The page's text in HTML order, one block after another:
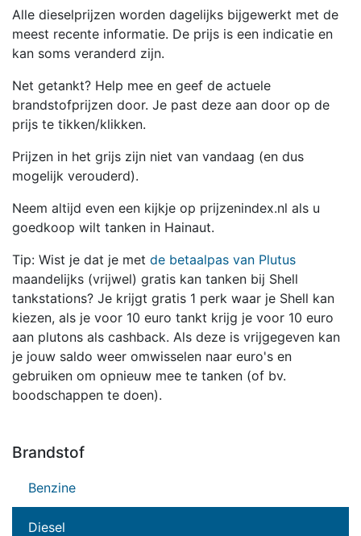
Alle dieselprijzen worden dagelijks bijgewerkt met de
meest recente informatie. De prijs is een indicatie en
kan soms veranderd zijn.
Net getankt? Help mee en geef de actuele
brandstofprijzen door. Je past deze aan door op de
prijs te tikken/klikken.
Prijzen in het grijs zijn niet van vandaag (en dus
mogelijk verouderd).
Neem altijd even een kijkje op prijzenindex.nl als u
goedkoop wilt tanken in Hainaut.
Tip: Wist je dat je met de betaalpas van Plutus
maandelijks (vrijwel) gratis kan tanken bij Shell
tankstations? Je krijgt gratis 1 perk waar je Shell kan
kiezen, als je voor 10 euro tankt krijg je voor 10 euro
aan plutons als cashback. Als deze is vrijgegeven kan
je jouw saldo weer omwisselen naar euro's en
gebruiken om opnieuw mee te tanken (of bv.
boodschappen te doen).
Brandstof
Benzine
Diesel